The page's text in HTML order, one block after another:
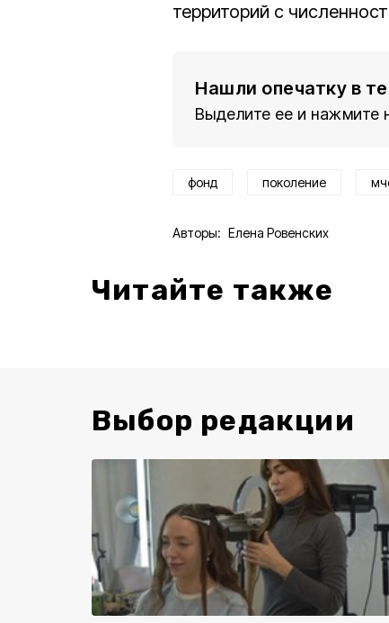
территорий с
Нашли опечатку в
Выделите ее и нажмите
фонд поколение
Авторы: Елена Ровенских
Читайте также
Выбор редакции